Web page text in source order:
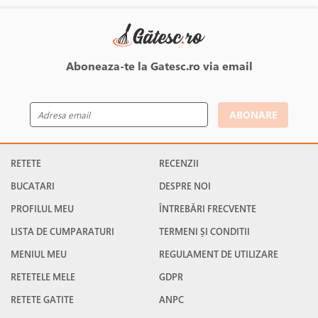
Aboneaza-te la Gatesc.ro via email
ABONARE
RETETE
BUCATARI
PROFILUL MEU
LISTA DE CUMPARATURI
MENIUL MEU
RETETELE MELE
RETETE GATITE
RECENZII
DESPRE NOI
ÎNTREBĂRI FRECVENTE
TERMENI ȘI CONDITII
REGULAMENT DE UTILIZARE
GDPR
ANPC